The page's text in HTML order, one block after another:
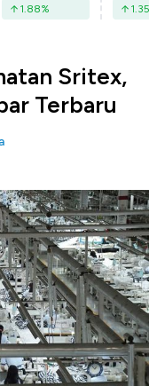
1.88% 1.35
Sritex,
Terbaru